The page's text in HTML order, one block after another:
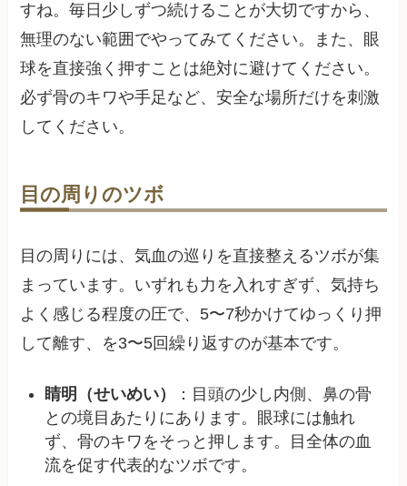
すね。毎日少しずつ続けることが大切ですから、
無理のない範囲でやってみてください。また、眼
球を直接強く押すことは絶対に避けてください。
必ず骨のキワや手足など、安全な場所だけを刺激
してください。
目の周りのツボ
目の周りには、気血の巡りを直接整えるツボが集
まっています。いずれも力を入れすぎず、気持ち
よく感じる程度の圧で、5〜7秒かけてゆっくり押
して離す、を3〜5回繰り返すのが基本です。
睛明（せいめい）
：目頭の少し内側、鼻の骨
との境目あたりにあります。眼球には触れ
ず、骨のキワをそっと押します。目全体の血
流を促す代表的なツボです。